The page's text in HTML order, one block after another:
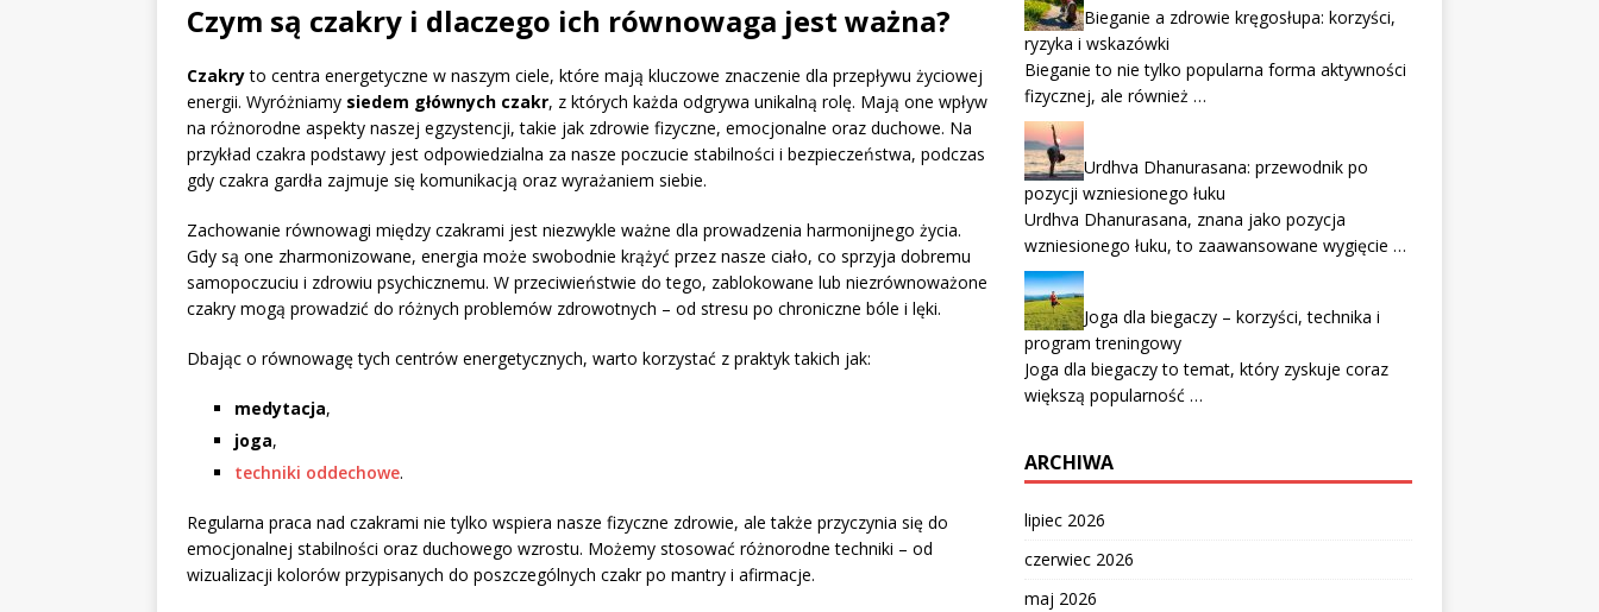
Czym są czakry i dlaczego ich równowaga jest ważna?
Czakryto centra energetyczne w naszym ciele, które mają kluczowe znaczenie dla przepływu życiowej
energii. Wyróżniamy siedem głównych czakr, z których każda odgrywa unikalną rolę. Mają one wpływ
na różnorodne aspekty naszej egzystencji, takie jak zdrowie fizyczne, emocjonalne oraz duchowe. Na
przykład czakra podstawy jest odpowiedzialna za nasze poczucie stabilności i bezpieczeństwa, podczas
gdy czakra gardła zajmuje się komunikacją oraz wyrażaniem siebie.
Zachowanie równowagi między czakrami jest niezwykle ważne dla prowadzenia harmonijnego życia.
Gdy są one zharmonizowane, energia może swobodnie krążyć przez nasze ciało, co sprzyja dobremu
samopoczuciu i zdrowiu psychicznemu. W przeciwieństwie do tego, zablokowane lub niezrównoważone
czakry mogą prowadzić do różnych problemów zdrowotnych – od stresu po chroniczne bóle i lęki.
Dbając o równowagę tych centrów energetycznych, warto korzystać z praktyk takich jak:
medytacja,
joga,
techniki oddechowe.
Regularna praca nad czakrami nie tylko wspiera nasze fizyczne zdrowie, ale także przyczynia się do
emocjonalnej stabilności oraz duchowego wzrostu. Możemy stosować różnorodne techniki – od
wizualizacji kolorów przypisanych do poszczególnych czakr po mantry i afirmacje.
Bieganie a zdrowie kręgosłupa: korzyści,
ryzyka i wskazówki
Bieganie to nie tylko popularna forma aktywności
fizycznej, ale również …
Urdhva Dhanurasana: przewodnik po
pozycji wzniesionego łuku
Urdhva Dhanurasana, znana jako pozycja
wzniesionego łuku, to zaawansowane wygięcie …
Joga dla biegaczy – korzyści, technika i
program treningowy
Joga dla biegaczy to temat, który zyskuje coraz
większą popularność …
ARCHIWA
lipiec 2026
czerwiec 2026
maj 2026